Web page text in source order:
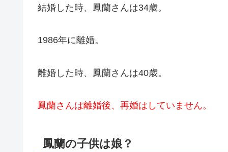
結婚した時、鳳蘭さんは34歳。
1986年に離婚。
離婚した時、鳳蘭さんは40歳。
鳳蘭さんは離婚後、再婚はしていません。
鳳蘭の子供は娘？